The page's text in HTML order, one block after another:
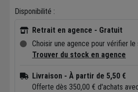
Disponibilité :
Retrait en agence - Gratuit
Choisir une agence pour vérifier
Trouver du stock en agence
Livraison - À partir de 5,50 €
Offerte dès 350,00 € d'achats